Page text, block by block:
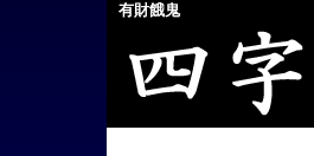
有財餓鬼